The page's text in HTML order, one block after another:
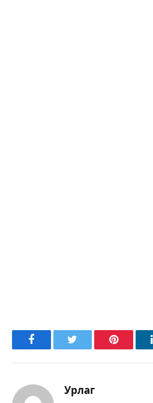
FacebookTwitter Pinterest
Урлаг